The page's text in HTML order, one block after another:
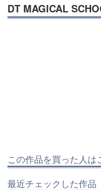
DT MAGICAL
この作品を買った人
最近チェックした作品